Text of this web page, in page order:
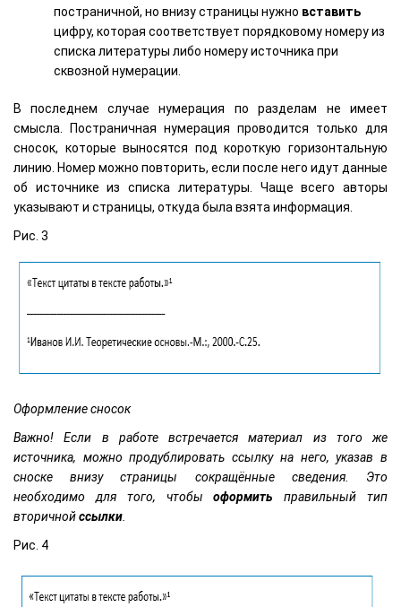
постраничной, но внизу страницы нужно вставить
цифру, которая соответствует порядковому номеру из
списка литературы либо номеру источника при
сквозной нумерации.
В последнем случае нумерация по разделам не имеет
смысла. Постраничная нумерация проводится только для
сносок, которые выносятся под короткую горизонтальную
линию. Номер можно повторить, если после него идут данные
об источнике из списка литературы. Чаще всего авторы
указывают и страницы, откуда была взята информация.
Рис. 3
Оформление сносок
Важно! Если в работе встречается материал из того же
источника, можно продублировать ссылку на него, указав в
сноске внизу страницы сокращённые сведения. Это
необходимо для того, чтобыоформить правильный тип
вторичнойссылки
Рис. 4